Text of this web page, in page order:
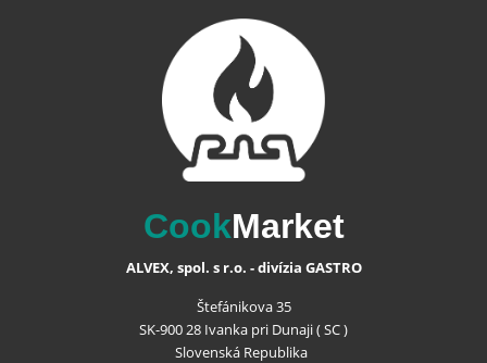
CookMarket
ALVEX, spol. s r.o. - divízia GASTRO
Štefánikova 35
SK-900 28 Ivanka pri Dunaji ( SC )
Slovenská Republika